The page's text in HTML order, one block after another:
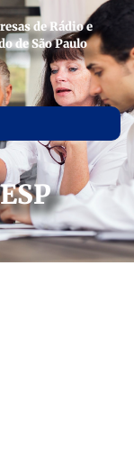
de Rádio e
de São Paulo